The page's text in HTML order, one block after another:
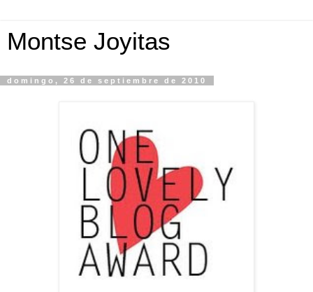
Montse Joyitas
domingo, 26 de septiembre de 2010